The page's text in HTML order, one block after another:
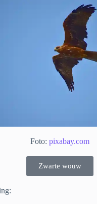
Foto:pixabay.com
Zwarte wouw